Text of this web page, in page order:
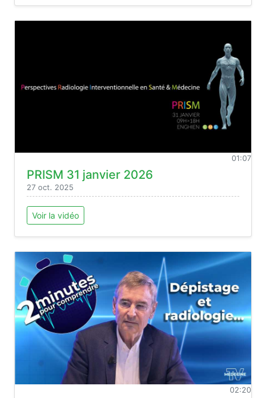
01:07
PRISM 31 janvier 2026
27 oct. 2025
Voir la vidéo
02:20